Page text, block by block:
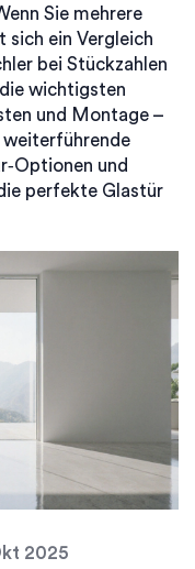
Sie mehrere
sich ein Vergleich
bei Stückzahlen
wichtigsten
und Montage –
weiterführende
und
perfekte Glastür
2025